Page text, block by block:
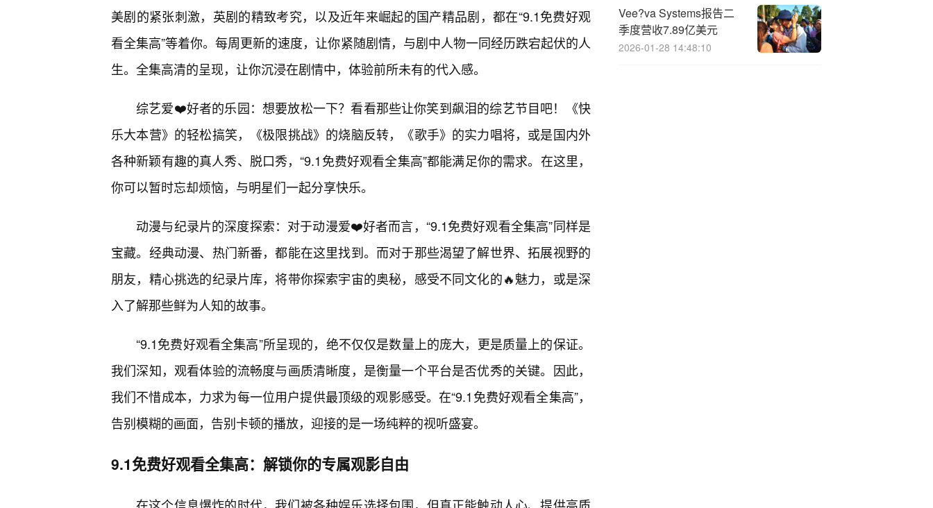
美剧的紧张刺激，英剧的精致考究，以及近年来崛起的国产精品剧，都在“9.1免费好观
看全集高”等着你。每周更新的速度，让你紧随剧情，与剧中人物一同经历跌宕起伏的人
生。全集高清的呈现，让你沉浸在剧情中，体验前所未有的代入感。
综艺爱❤️好者的乐园：想要放松一下？看看那些让你笑到飙泪的综艺节目吧！《快
乐大本营》的轻松搞笑，《极限挑战》的烧脑反转，《歌手》的实力唱将，或是国内外
各种新颖有趣的真人秀、脱口秀，“9.1免费好观看全集高”都能满足你的需求。在这里，
你可以暂时忘却烦恼，与明星们一起分享快乐。
动漫与纪录片的深度探索：对于动漫爱❤️好者而言，“9.1免费好观看全集高”同样是
宝藏。经典动漫、热门新番，都能在这里找到。而对于那些渴望了解世界、拓展视野的
朋友，精心挑选的纪录片库，将带你探索宇宙的奥秘，感受不同文化的🔥魅力，或是深
入了解那些鲜为人知的故事。
“9.1免费好观看全集高”所呈现的，绝不仅仅是数量上的庞大，更是质量上的保证。
我们深知，观看体验的流畅度与画质清晰度，是衡量一个平台是否优秀的关键。因此，
我们不惜成本，力求为每一位用户提供最顶级的观影感受。在“9.1免费好观看全集高”，
告别模糊的画面，告别卡顿的播放，迎接的是一场纯粹的视听盛宴。
9.1免费好观看全集高：解锁你的专属观影自由
Vee?va Systems报告二
季度营收7.89亿美元
2026-01-28 14:48:10